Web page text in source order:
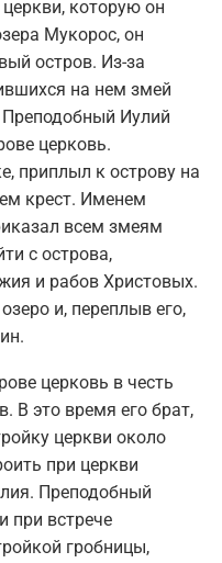
которую он
Мукорос, он
остров. Из-за
на нем змей
Преподобный Иулий
церковь.
приплыл к острову на
крест. Именем
всем змеям
с острова,
и рабов Христовых.
и, переплыв его,
церковь в честь
В это время его брат,
церкви около
при церкви
Преподобный
при встрече
гробницы,